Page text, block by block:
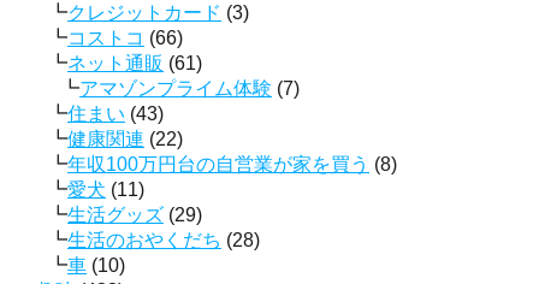
クレジットカード (3)
コストコ (66)
ネット通販 (61)
アマゾンプライム体験 (7)
住まい (43)
健康関連 (22)
年収100万円台の自営業が家を買う (8)
愛犬 (11)
生活グッズ (29)
生活のおやくだち (28)
車 (10)